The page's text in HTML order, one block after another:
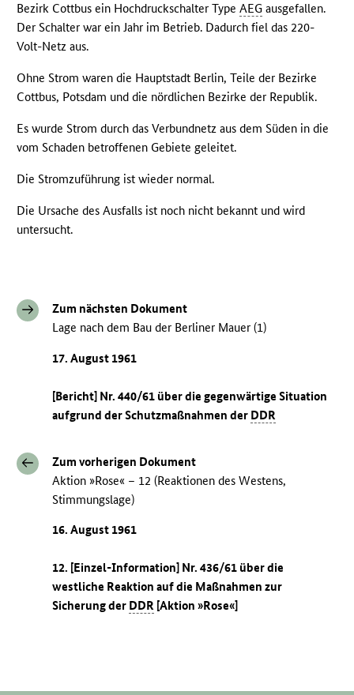
Bezirk Cottbus ein Hochdruckschalter TypeAEG ausgefallen.
Der Schalter war ein Jahr im Betrieb. Dadurch fiel das 220-
Volt-Netz aus.
Ohne Strom waren die Hauptstadt Berlin, Teile der Bezirke
Cottbus, Potsdam und die nördlichen Bezirke der Republik.
Es wurde Strom durch das Verbundnetz aus dem Süden in die
vom Schaden betroffenen Gebiete geleitet.
Die Stromzuführung ist wieder normal.
Die Ursache des Ausfalls ist noch nicht bekannt und wird
untersucht.
Zum nächsten Dokument
Lage nach dem Bau der Berliner Mauer (1)
17. August 1961
[Bericht] Nr. 440/61 über die gegenwärtige Situation
aufgrund der Schutzmaßnahmen der DDR
Zum vorherigen Dokument
Aktion »Rose« – 12 (Reaktionen des Westens,
Stimmungslage)
16. August 1961
12. [Einzel-Information] Nr. 436/61 über die
westliche Reaktion auf die Maßnahmen zur
Sicherung der DDR [Aktion »Rose«]